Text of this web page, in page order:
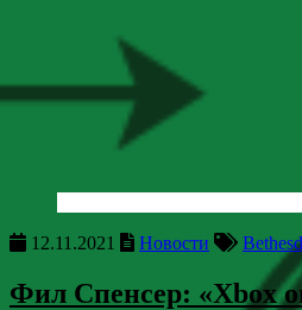
12.11.2021 Новости
Фил Спенсер: «Xbox